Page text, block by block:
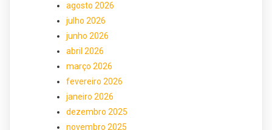
agosto 2026
julho 2026
junho 2026
abril 2026
março 2026
fevereiro 2026
janeiro 2026
dezembro 2025
novembro 2025